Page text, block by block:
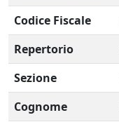
Codice Fiscale
Repertorio
Sezione
Cognome